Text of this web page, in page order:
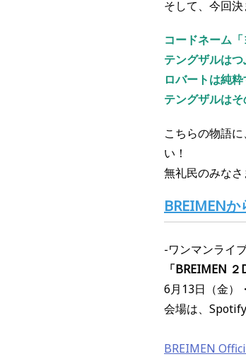
そして、今回
コードネーム
テングザルはつ
ロバートは純
テングザルは
こちらの物語に、
い！
無礼民のみな
BREIMEN
-ワンマンライ
「BREIMEN
6月13日（金）
会場は、
BREIMEN